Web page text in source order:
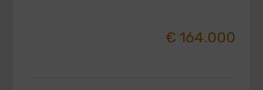
€ 164.000